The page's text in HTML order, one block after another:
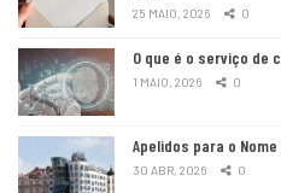
25 MAIO, 2026 0
O que é o serviço de
1 MAIO, 2026 0
Apelidos para o
30 ABR, 2026 0